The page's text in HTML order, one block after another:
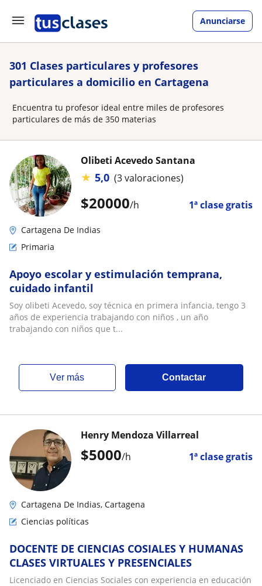
Anunciarse
301 Clases particulares y profesores
particulares a domicilio en Cartagena
Encuentra tu profesor ideal entre miles de profesores
particulares de más de 350 materias
$20000/h 1ª clase gratis
Olibeti Acevedo Santana
★ 5,0 (3 valoraciones)
Cartagena De Indias
Primaria
Apoyo escolar y estimulación temprana,
cuidado infantil
Soy olibeti Acevedo, soy técnica en primera infancia, tengo 3
años de experiencia trabajando con niños , un año
trabajando con niños que t...
ver más Contactar
$5000/h 1ª clase gratis
Henry Mendoza Villarreal
Cartagena De Indias, Cartagena
Ciencias políticas
DOCENTE DE CIENCIAS COSIALES Y HUMANAS
CLASES VIRTUALES Y PRESENCIALES
Licenciado en Ciencias Sociales con experiencia en educación